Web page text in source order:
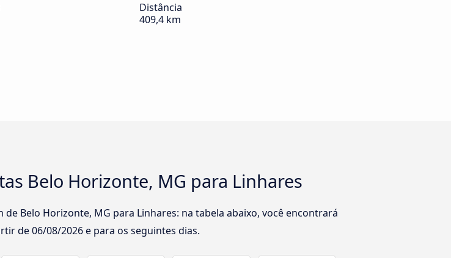
Distância
409,4 km
Belo Horizonte, MG para Linhares
Belo Horizonte, MG para Linhares: na tabela abaixo, você encontrará
de06/08/2026e para os seguintes dias.